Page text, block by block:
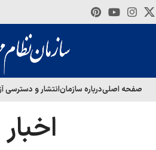
صفحه اصلیدرباره سازمانانتشار و دسترسی